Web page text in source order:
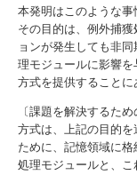
本発明はこのような事
その目的は、例外捕
ョンが発生しても非
理モジュールに影響
方式を提供することに
〔課題を解決するた
方式は、上記の目的を
ために、記憶領域に
処理モジュールと、